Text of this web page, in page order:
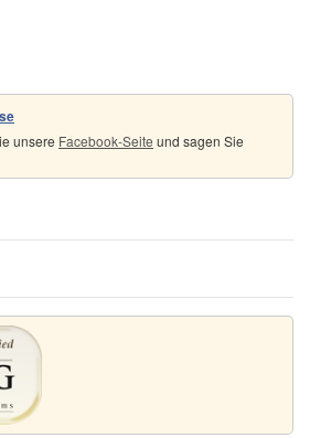
unsere Facebook-Seite und sagen Sie